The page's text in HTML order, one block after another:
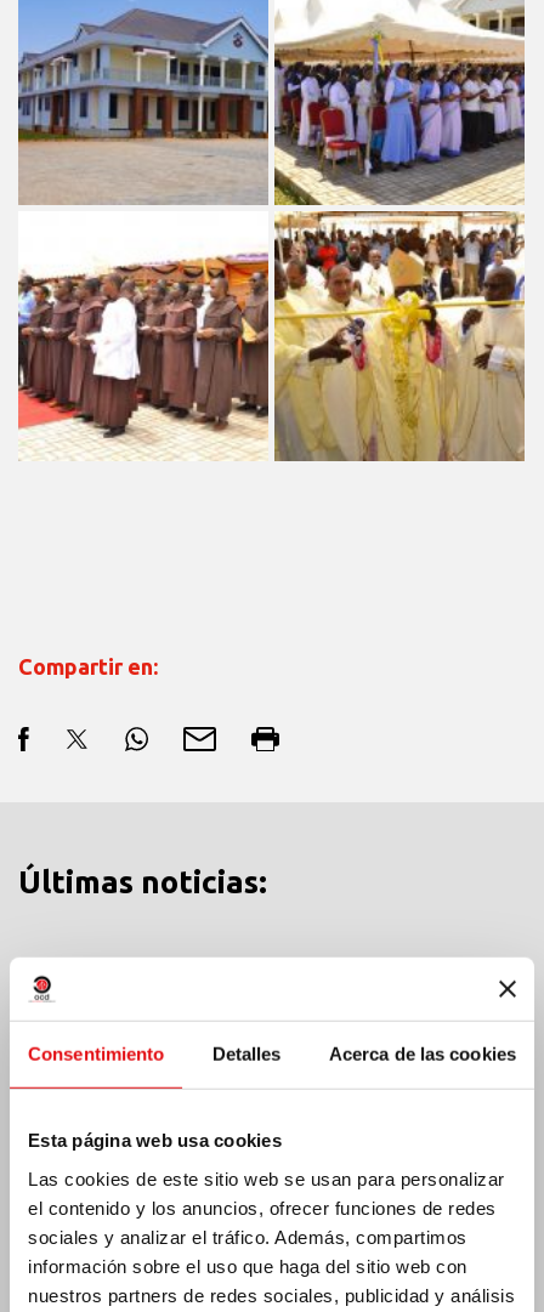
Consentimiento Detalles Acerca de las cookies
Esta página web usa cookies
Las cookies de este sitio web se usan para personalizar
el contenido y los anuncios, ofrecer funciones de redes
sociales y analizar el tráfico. Además, compartimos
información sobre el uso que haga del sitio web con
nuestros partners de redes sociales, publicidad y análisis
Compartir en:
Últimas noticias:
MÉXICO: ASAMBLEA PLENARIA OCD